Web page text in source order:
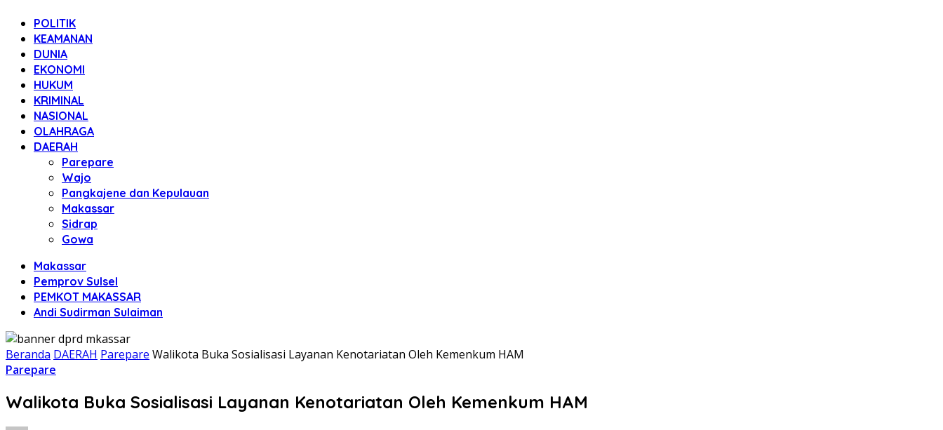
POLITIK
KEAMANAN
DUNIA
EKONOMI
HUKUM
KRIMINAL
NASIONAL
OLAHRAGA
DAERAH
Parepare
Wajo
Pangkajene dan Kepulauan
Makassar
Sidrap
Gowa
Makassar
Pemprov Sulsel
PEMKOT MAKASSAR
Andi Sudirman Sulaiman
Beranda DAERAH Parepare Walikota Buka Sosialisasi Layanan Kenotariatan Oleh Kemenkum HAM
Parepare
Walikota Buka Sosialisasi Layanan Kenotariatan Oleh Kemenkum HAM